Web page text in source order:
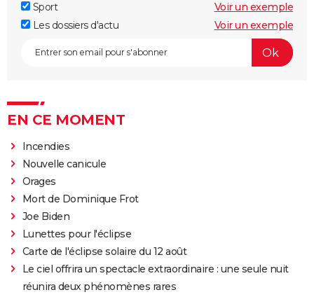
Sport
Voir un exemple
Les dossiers d'actu
Voir un exemple
EN CE MOMENT
Incendies
Nouvelle canicule
Orages
Mort de Dominique Frot
Joe Biden
Lunettes pour l'éclipse
Carte de l'éclipse solaire du 12 août
Le ciel offrira un spectacle extraordinaire : une seule nuit
réunira deux phénomènes rares